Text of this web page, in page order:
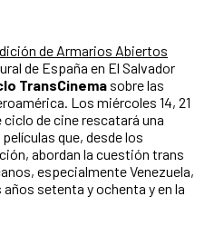
de Armarios Abiertos
de España en El Salvador
TransCinema sobre las
Los miércoles 14, 21
de cine rescatará una
que, desde los
abordan la cuestión trans
especialmente Venezuela,
setenta y ochenta y en la